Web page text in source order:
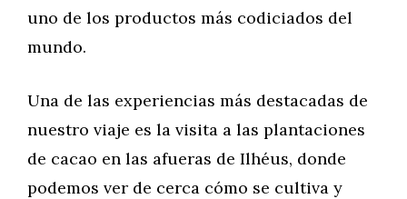
uno de los productos más codiciados del
mundo.
Una de las experiencias más destacadas de
nuestro viaje es la visita a las plantaciones
de cacao en las afueras de Ilhéus, donde
podemos ver de cerca cómo se cultiva y